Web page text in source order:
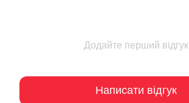
Додайте перший відгук
Написати відгук